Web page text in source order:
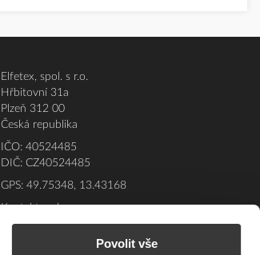
Povolit vše
Elfetex, spol. s r.o.
Hřbitovní 31a
Plzeň 312 00
Česká republika
IČO: 40524485
DIČ: CZ40524485
GPS: 49.75348, 13.43168
Kontakt e-shop:
Po - Pá: 7:00 - 15:30
377 432 365